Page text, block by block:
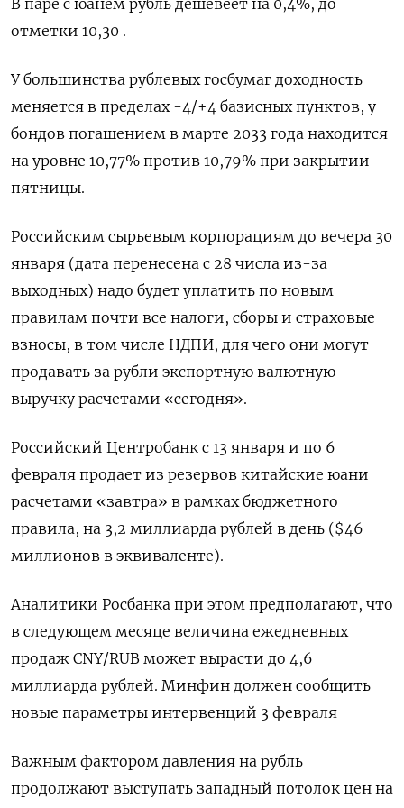
В паре с юанем рубль дешевеет на 0,4%, до
отметки 10,30 .
У большинства рублевых госбумаг доходность
меняется в пределах -4/+4 базисных пунктов, у
бондов погашением в марте 2033 года находится
на уровне 10,77% против 10,79% при закрытии
пятницы.
Российским сырьевым корпорациям до вечера 30
января (дата перенесена с 28 числа из-за
выходных) надо будет уплатить по новым
правилам почти все налоги, сборы и страховые
взносы, в том числе НДПИ, для чего они могут
продавать за рубли экспортную валютную
выручку расчетами «сегодня».
Российский Центробанк с 13 января и по 6
февраля продает из резервов китайские юани
расчетами «завтра» в рамках бюджетного
правила, на 3,2 миллиарда рублей в день ($46
миллионов в эквиваленте).
Аналитики Росбанка при этом предполагают, что
в следующем месяце величина ежедневных
продаж CNY/RUB может вырасти до 4,6
миллиарда рублей. Минфин должен сообщить
новые параметры интервенций 3 февраля
Важным фактором давления на рубль
продолжают выступать западный потолок цен на